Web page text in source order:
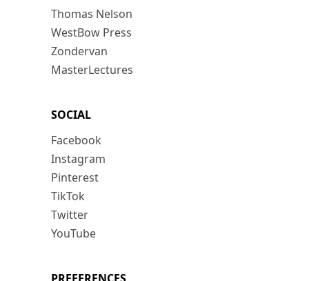
Thomas Nelson
WestBow Press
Zondervan
MasterLectures
SOCIAL
Facebook
Instagram
Pinterest
TikTok
Twitter
YouTube